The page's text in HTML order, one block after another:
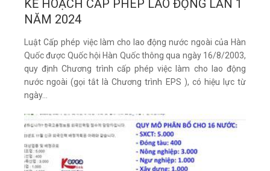
KẾ HOẠCH CẤP PHÉP LAO ĐỘNG LẦN 1
NĂM 2024
Luật Cấp phép việc làm cho lao động nước ngoài của Hàn
Quốc được Quốc hội Hàn Quốc thông qua ngày 16/8/2003,
quy định Chương trình cấp phép việc làm cho lao động
nước ngoài (gọi tắt là Chương trình EPS ), có hiệu lực từ
ngày...